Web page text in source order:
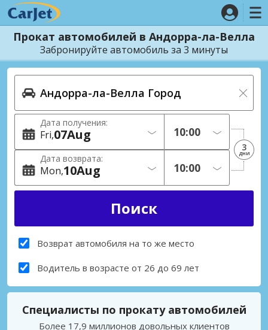
Прокат автомобилей в Андорра-ла-Велла
Забронируйте автомобиль за 3 минуты
Дата получения:
Fri 07Aug
Дата возврата:
Mon 10Aug
3
дни
Возврат автомобиля на то же место
Водитель в возрасте от 26 до 69 лет
Специалисты по прокату автомобилей
Более 17,9 миллионов довольных клиентов